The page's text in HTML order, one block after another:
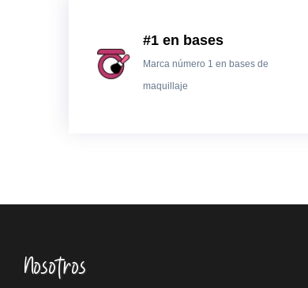
#1 en bases
Marca número 1 en bases de
maquillaje
Nosotros